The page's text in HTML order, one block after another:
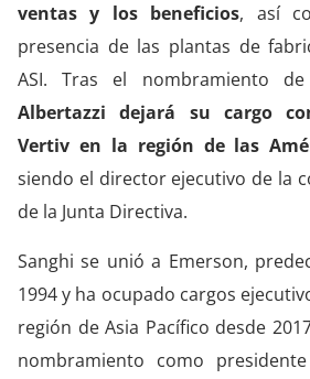
ventas y los beneficios, así
presencia de las plantas de
ASI. Tras el nombramiento de
Albertazzi
dejará su cargo
Vertiv en la región de las
siendo el director ejecutivo de la
de la Junta Directiva.
Sanghi se unió a Emerson,
1994 y ha ocupado cargos
región de Asia Pacífico desde
nombramiento como